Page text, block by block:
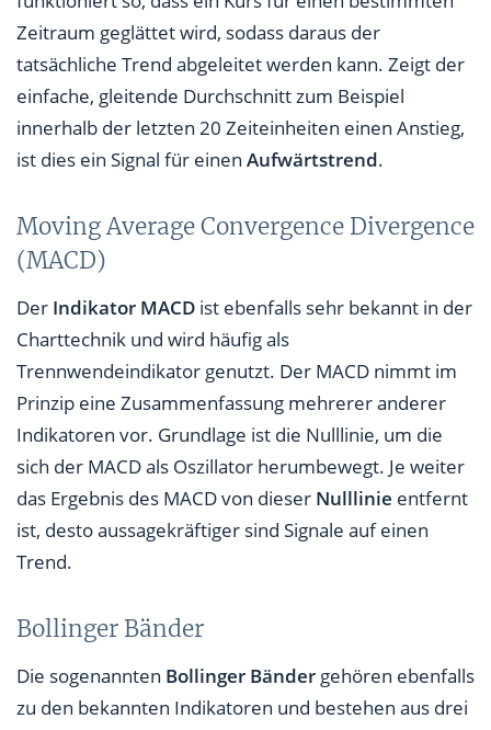
Zeitraum geglättet wird, sodass daraus der
tatsächliche Trend abgeleitet werden kann. Zeigt der
einfache, gleitende Durchschnitt zum Beispiel
innerhalb der letzten 20 Zeiteinheiten einen Anstieg,
ist dies ein Signal für einen Aufwärtstrend.
Moving Average Convergence Divergence
(MACD)
Der Indikator MACD ist ebenfalls sehr bekannt in der
Charttechnik und wird häufig als
Trennwendeindikator genutzt. Der MACD nimmt im
Prinzip eine Zusammenfassung mehrerer anderer
Indikatoren vor. Grundlage ist die Nulllinie, um die
sich der MACD als Oszillator herumbewegt. Je weiter
das Ergebnis des MACD von dieser Nulllinie entfernt
ist, desto aussagekräftiger sind Signale auf einen
Trend.
Bollinger Bänder
Die sogenannten Bollinger Bänder gehören ebenfalls
zu den bekannten Indikatoren und bestehen aus drei